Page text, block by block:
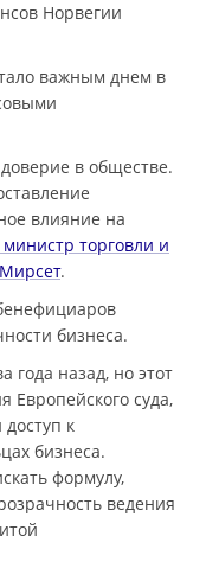
Норвегии
важным днем в
в обществе.
влияние на
торговли и
.
бизнеса.
года назад, но этот
Европейского суда,
к
бизнеса.
формулу,
ведения